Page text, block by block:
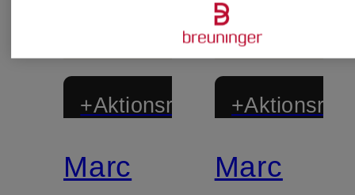
+Aktionsrabatt
Zertifiziert
Marc
Zertifiziert
Marc